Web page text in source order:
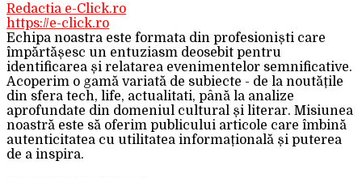
Redactia e-Click.ro
https://e-click.ro
Echipa noastra este formata din profesioniști care
împărtășesc un entuziasm deosebit pentru
identificarea și relatarea evenimentelor semnificative.
Acoperim o gamă variată de subiecte - de la noutățile
din sfera tech, life, actualitati, până la analize
aprofundate din domeniul cultural și literar. Misiunea
noastră este să oferim publicului articole care îmbină
autenticitatea cu utilitatea informațională și puterea
de a inspira.